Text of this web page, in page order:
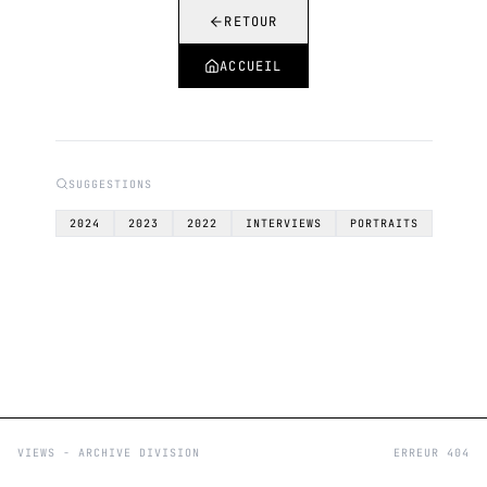
RETOUR
ACCUEIL
SUGGESTIONS
2024 2023 2022 INTERVIEWS PORTRAITS
VIEWS - ARCHIVE DIVISION ERREUR 404